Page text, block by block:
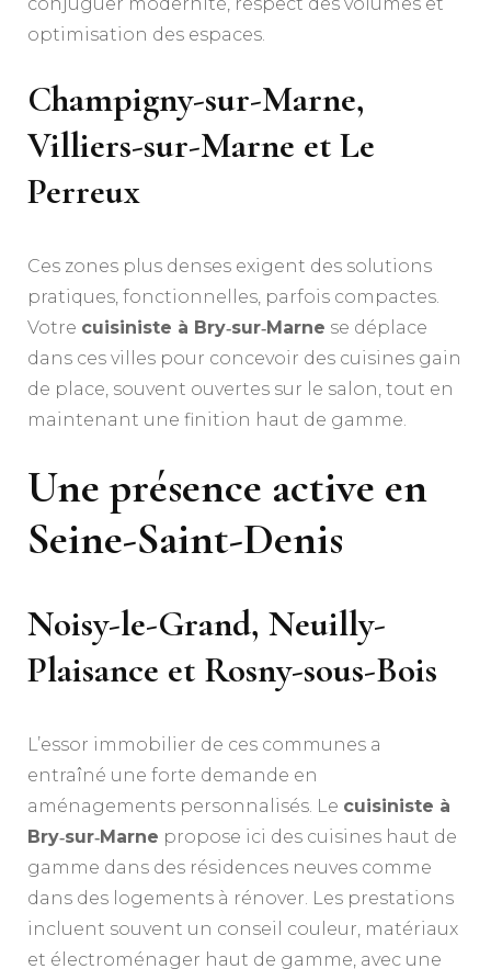
optimisation des espaces.
Champigny-sur-Marne,
Villiers-sur-Marne et Le
Perreux
Ces zones plus denses exigent des solutions
pratiques, fonctionnelles, parfois compactes.
Votre cuisiniste à Bry‑sur‑Marne se déplace
dans ces villes pour concevoir des cuisines gain
de place, souvent ouvertes sur le salon, tout en
maintenant une finition haut de gamme.
Une présence active en
Seine-Saint-Denis
Noisy-le-Grand, Neuilly-
Plaisance et Rosny-sous-Bois
L’essor immobilier de ces communes a
entraîné une forte demande en
aménagements personnalisés. Le cuisiniste à
Bry‑sur‑Marne propose ici des cuisines haut de
gamme dans des résidences neuves comme
dans des logements à rénover. Les prestations
incluent souvent un conseil couleur, matériaux
et électroménager haut de gamme, avec une